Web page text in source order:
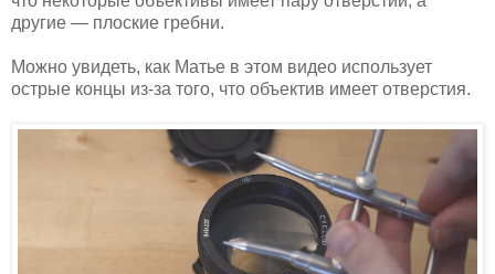
другие — плоские гребни.
Можно увидеть, как Матье в этом видео использует
острые концы из-за того, что объектив имеет отверстия.